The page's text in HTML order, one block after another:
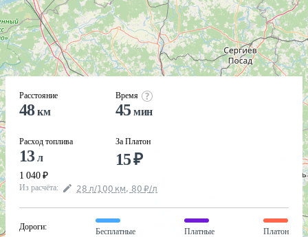
Расстояние
48км
Расход топлива
13л
1 040 ₽
Время
45 мин
За Платон
15₽
Из расчёта: 28 л/100 км, 80 ₽/л
Дороги:
Бесплатные Платные Платон